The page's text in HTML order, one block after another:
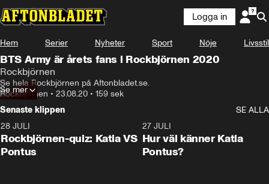
Logga in
Hem Serier Nyheter Sport Nöje Livsstil
BTS Army är årets fans i Rockbjörnen 2020
Rockbjörnen
Se hela Rockbjörnen på Aftonbladet.se.
Rockbjörnen • 23.08.20 • 159 sek
Se mer
Senaste klippen
SE ALLA
28 JULI
Rockbjörnen-quiz: Katia VS
Pontus
27 JULI
Hur väl känner Katia
Pontus?